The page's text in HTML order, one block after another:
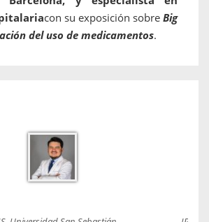
con su exposición sobre Big
del uso de medicamentos.